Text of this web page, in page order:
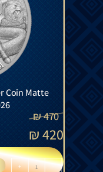
Coin Matte
470
₪
420
₪
-
+